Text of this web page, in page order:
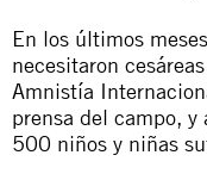
En los últimos
necesitaron
Amnistía
prensa del campo, y
500 niños y niñas